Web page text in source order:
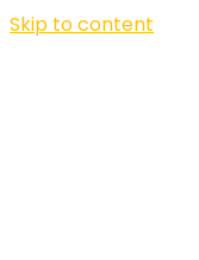
Skip to content